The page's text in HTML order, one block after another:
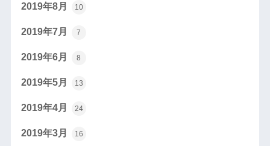
2019年8月 10
2019年7月 7
2019年6月 8
2019年5月 13
2019年4月 24
2019年3月 16